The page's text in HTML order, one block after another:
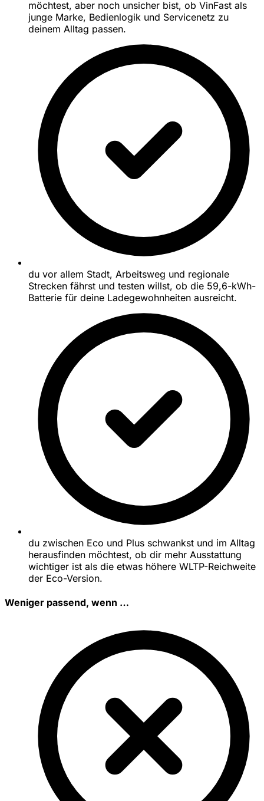
möchtest, aber noch unsicher bist, ob VinFast als
junge Marke, Bedienlogik und Servicenetz zu
deinem Alltag passen.
du vor allem Stadt, Arbeitsweg und regionale
Strecken fährst und testen willst, ob die 59,6-kWh-
Batterie für deine Ladegewohnheiten ausreicht.
du zwischen Eco und Plus schwankst und im Alltag
herausfinden möchtest, ob dir mehr Ausstattung
wichtiger ist als die etwas höhere WLTP-Reichweite
der Eco-Version.
Weniger passend, wenn …